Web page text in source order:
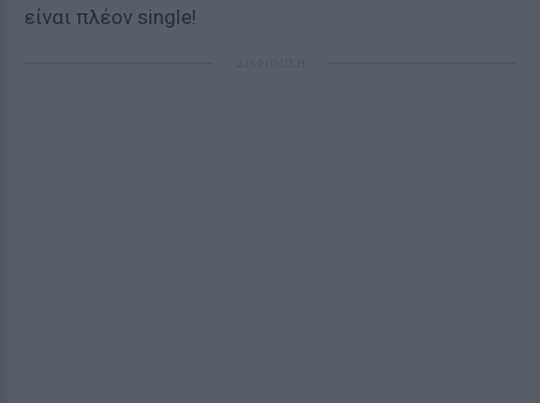
είναι πλέον single!